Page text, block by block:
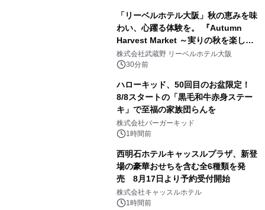
「リーベルホテル大阪」秋の恵みを味
わい、心躍る体験を。 『Autumn
Harvest Market ～実りの秋を楽しむ
ディナー&スイーツビュッフェ～』を9
月18日より開催！
株式会社武蔵野 リーベルホテル大阪
30分前
ハローキッド、50回目のお盆限定！
8/8スタートの「黒毛和牛赤身ステー
キ」で至福の家族団らんを
株式会社バーガーキッド
1時間前
西明石ホテルキャッスルプラザ、新登
場の豪華おせちを含む全6種類を発
売 8月17日より予約受付開始
株式会社キャッスルホテル
1時間前